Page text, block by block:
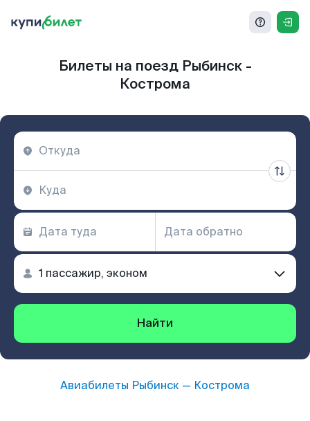
Билеты на поезд Рыбинск -
Кострома
Найти
Авиабилеты Рыбинск — Кострома